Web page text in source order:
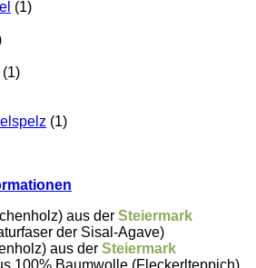
(1)
(1)
(1)
aus der Steiermark
der Sisal -Agave)
aus der Steiermark
100% Baumwolle (Fleckerlteppich)